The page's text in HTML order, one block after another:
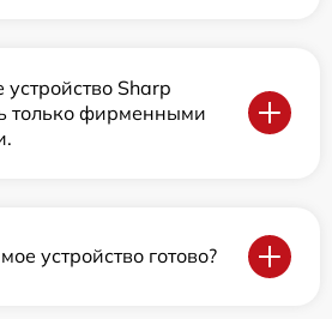
Sharp
только фирменными
устройство готово?